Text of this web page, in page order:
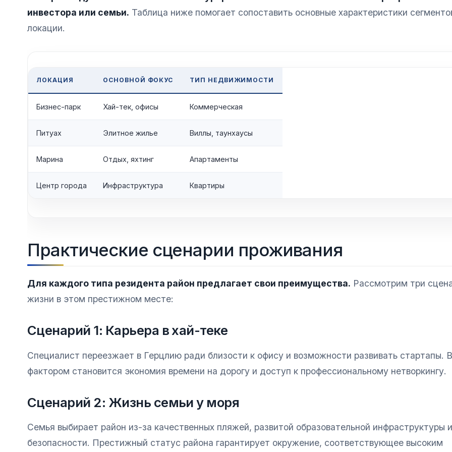
инвестора или семьи. Таблица ниже помогает сопоставить основные характеристики
локации.
ЛОКАЦИЯ ОСНОВНОЙ ФОКУС ТИП НЕДВИЖИМОСТИ
Бизнес-парк Хай-тек, офисы Коммерческая
Питуах Элитное жилье Виллы, таунхаусы
Марина Отдых, яхтинг Апартаменты
Центр города Инфраструктура Квартиры
Практические сценарии проживания
Для каждого типа резидента район предлагает свои преимущества. Рассмотрим три
жизни в этом престижном месте:
Сценарий 1: Карьера в хай-теке
Специалист переезжает в Герцлию ради близости к офису и возможности развивать стартапы.
фактором становится экономия времени на дорогу и доступ к профессиональному нетворкингу.
Сценарий 2: Жизнь семьи у моря
Семья выбирает район из-за качественных пляжей, развитой образовательной инфраструктуры и
безопасности. Престижный статус района гарантирует окружение, соответствующее высоким